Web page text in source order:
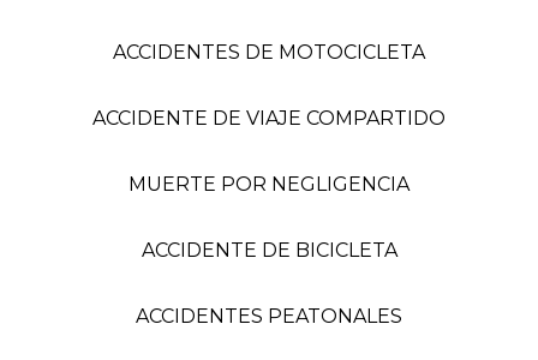
ACCIDENTES DE MOTOCICLETA
ACCIDENTE DE VIAJE COMPARTIDO
MUERTE POR NEGLIGENCIA
ACCIDENTE DE BICICLETA
ACCIDENTES PEATONALES